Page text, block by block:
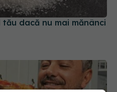
dacă nu mai mănânci